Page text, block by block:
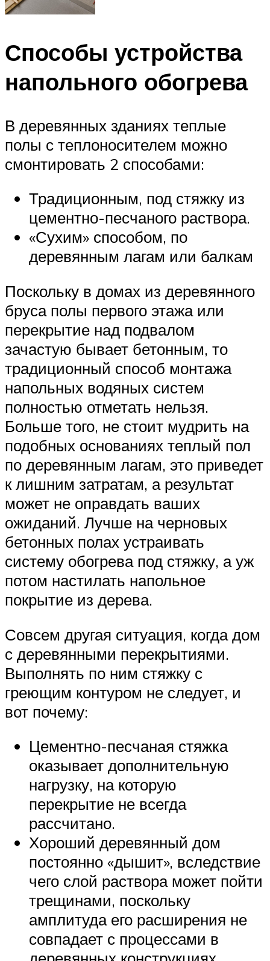
Способы устройства
напольного обогрева
В деревянных зданиях теплые
полы с теплоносителем можно
смонтировать 2 способами:
Традиционным, под стяжку из
цементно-песчаного раствора.
«Сухим» способом, по
деревянным лагам или балкам
Поскольку в домах из деревянного
бруса полы первого этажа или
перекрытие над подвалом
зачастую бывает бетонным, то
традиционный способ монтажа
напольных водяных систем
полностью отметать нельзя.
Больше того, не стоит мудрить на
подобных основаниях теплый пол
по деревянным лагам, это приведет
к лишним затратам, а результат
может не оправдать ваших
ожиданий. Лучше на черновых
бетонных полах устраивать
систему обогрева под стяжку, а уж
потом настилать напольное
покрытие из дерева.
Совсем другая ситуация, когда дом
с деревянными перекрытиями.
Выполнять по ним стяжку с
греющим контуром не следует, и
вот почему:
Цементно-песчаная стяжка
оказывает дополнительную
нагрузку, на которую
перекрытие не всегда
рассчитано.
Хороший деревянный дом
постоянно «дышит», вследствие
чего слой раствора может пойти
трещинами, поскольку
амплитуда его расширения не
совпадает с процессами в